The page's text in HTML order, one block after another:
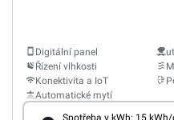
Digitální panel
Řízení vlhkosti
Konektivita a IoT
Automatické mytí
Spotřeba v kWh: 15 kWh/